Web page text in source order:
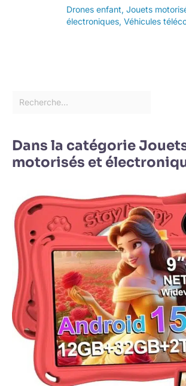
Drones enfant, Jouets
électroniques, Véhicules
Dans la catégorie
motorisés et